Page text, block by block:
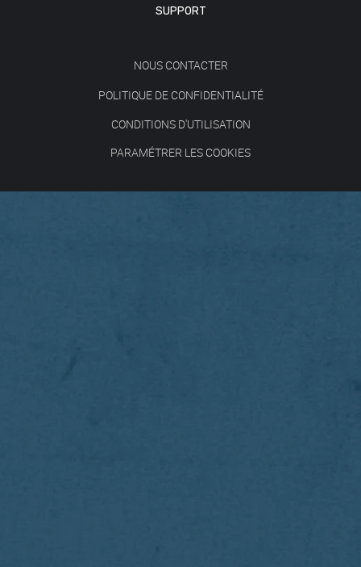
SUPPORT
NOUS CONTACTER
POLITIQUE DE CONFIDENTIALITÉ
CONDITIONS D'UTILISATION
PARAMÉTRER LES COOKIES